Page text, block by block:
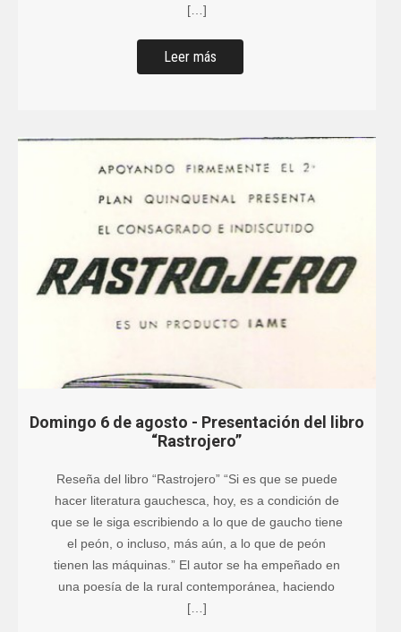
Leer más
“Rastrojero”
hacer literatura gauchesca, hoy, es a condición de
que se le siga escribiendo a lo que de gaucho tiene
el peón, o incluso, más aún, a lo que de peón
tienen las máquinas.” El autor se ha empeñado en
una poesía de la rural contemporánea, haciendo
[…]